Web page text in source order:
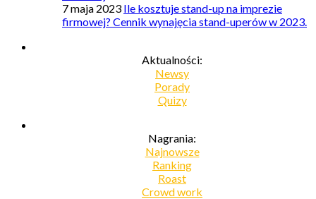
7 maja 2023 Ile kosztuje stand-up na imprezie
firmowej? Cennik wynajęcia stand-uperów w 2023.
Aktualności:
Newsy
Porady
Quizy
Nagrania:
Najnowsze
Ranking
Roast
Crowd work